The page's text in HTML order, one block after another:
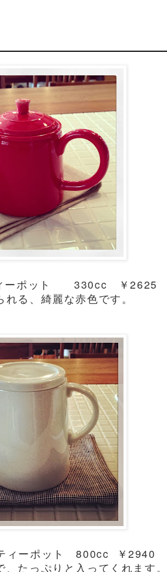
ーポット 330cc ￥2625
る、綺麗な赤色です。
ーポット 800cc ￥2940
たっぷりと入ってくれます。